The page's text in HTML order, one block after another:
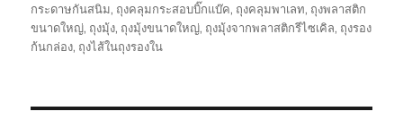
กระดาษกันสนิม, ถุงคลุมกระสอบบิ๊กแบ๊ค, ถุงคลุมพาเลท, ถุงพลาสติก
ขนาดใหญ่, ถุงมุ้ง, ถุงมุ้งขนาดใหญ่, ถุงมุ้งจากพลาสติกรีไซเคิล, ถุงรอง
ก้นกล่อง, ถุงไส้ในถุงรองใน